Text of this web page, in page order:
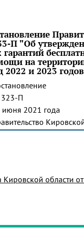
П "Об
на
2022 и 2023
П
июня 2021 года
Кировской области